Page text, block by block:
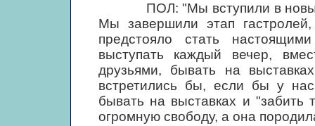
ПОЛ: "Мы вступили в новый
Мы завершили этап
предстояло стать
выступать каждый вечер,
друзьями, бывать на
встретились бы, если бы у
бывать на выставках и
огромную свободу, а она